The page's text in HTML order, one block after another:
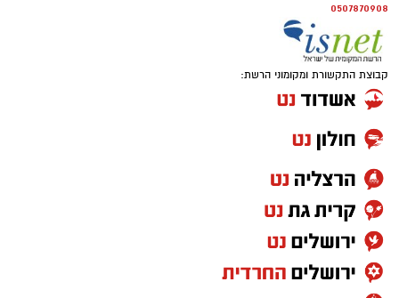
0507870908
קבוצת התקשורת ומקומוני הרשת: